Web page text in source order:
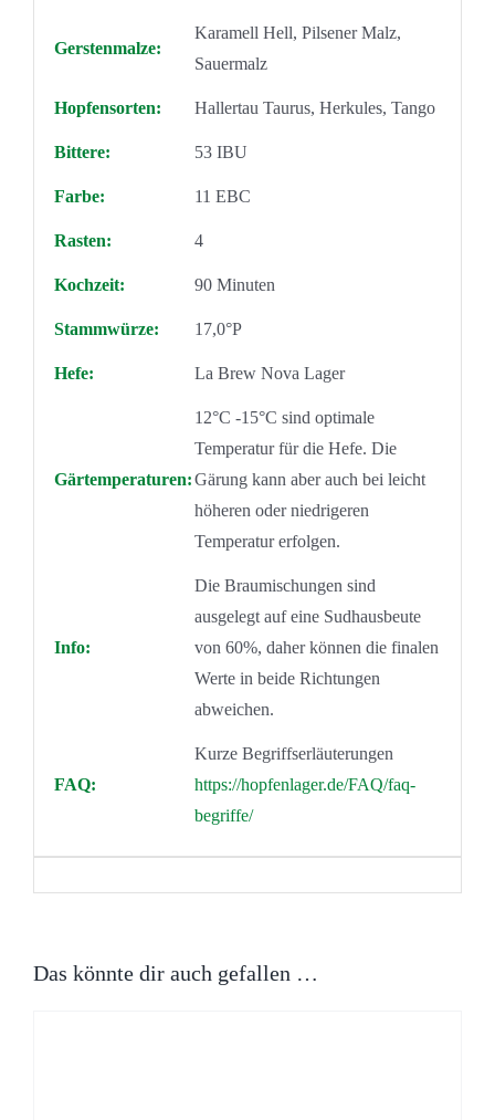
Gerstenmalze:
Karamell Hell, Pilsener Malz,
Sauermalz
Hopfensorten: Hallertau Taurus, Herkules, Tango
Bittere: 53 IBU
Farbe: 11 EBC
Rasten: 4
Kochzeit: 90 Minuten
Stammwürze: 17,0°P
Hefe: La Brew Nova Lager
Gärtemperaturen:
12°C -15°C sind optimale
Temperatur für die Hefe. Die
Gärung kann aber auch bei leicht
höheren oder niedrigeren
Temperatur erfolgen.
Info:
Die Braumischungen sind
ausgelegt auf eine Sudhausbeute
von 60%, daher können die finalen
Werte in beide Richtungen
abweichen.
FAQ:
Kurze Begriffserläuterungen
https://hopfenlager.de/FAQ/faq-
begriffe/
Das könnte dir auch gefallen …